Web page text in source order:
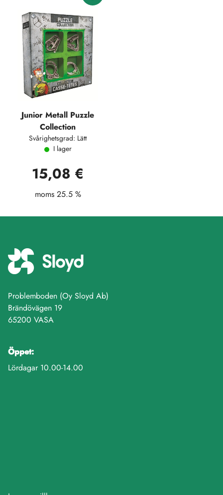
Junior Metall Puzzle
Collection
Svårighetsgrad: Lätt
I lager
15,08 €
moms 25.5 %
Problemboden (Oy Sloyd Ab)
Brändövägen 19
65200 VASA
Öppet:
Lördagar 10.00-14.00